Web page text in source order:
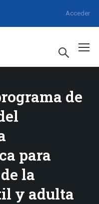
Acceder
de
para
la
y adulta